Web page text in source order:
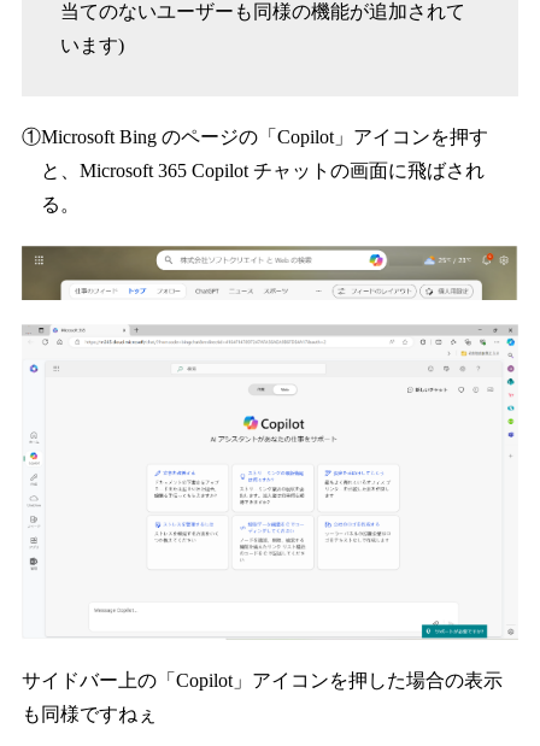
当てのないユーザーも同様の機能が追加されて
います)
①Microsoft Bing のページの「Copilot」アイコンを押す
と、Microsoft 365 Copilot チャットの画面に飛ばされ
る。
サイドバー上の「Copilot」アイコンを押した場合の表示
も同様ですねぇ